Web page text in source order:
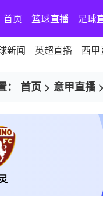
首页 篮球直播 足球
新闻 英超直播 西甲
： 首页 > 意甲直播>